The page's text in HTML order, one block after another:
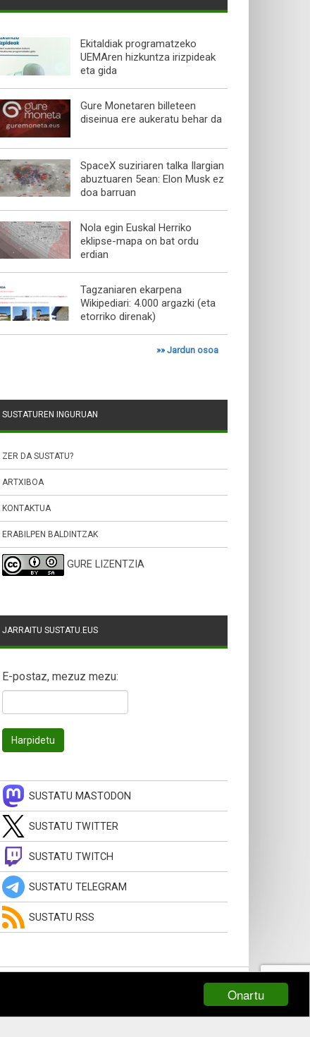
Onartu
Ekitaldiak programatzeko
UEMAren hizkuntza irizpideak
eta gida
Gure Monetaren billeteen
diseinua ere aukeratu behar da
SpaceX suziriaren talka Ilargian
abuztuaren 5ean: Elon Musk ez
doa barruan
Nola egin Euskal Herriko
eklipse-mapa on bat ordu
erdian
Tagzaniaren ekarpena
Wikipediari: 4.000 argazki (eta
etorriko direnak)
»»Jardun osoa
SUSTATUREN INGURUAN
ZER DA SUSTATU?
ARTXIBOA
KONTAKTUA
ERABILPEN BALDINTZAK
GURE LIZENTZIA
JARRAITU SUSTATU.EUS
E-postaz, mezuz mezu:
SUSTATU MASTODON
SUSTATU TWITTER
SUSTATU TWITCH
SUSTATU TELEGRAM
SUSTATU RSS